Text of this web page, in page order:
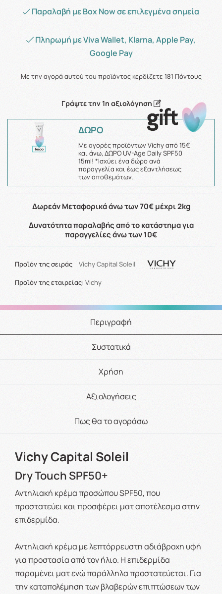
Παραλαβή με Box Now σε επιλεγμένα σημεία
Πληρωμή με Viva Wallet, Klarna, Apple Pay,
Google Pay
Με την αγορά αυτού του προϊόντος κερδίζετε181 Πόντους
Γράψτε την 1η αξιολόγηση
ΔΩΡΟ
Με αγορές προϊόντων Vichy από 15€
και άνω, ΔΩΡΟ UV-Age Daily SPF50
15ml! *Ισχύει ένα δώρο ανά
παραγγελία και έως εξαντλήσεως
των αποθεμάτων.
Δωρεάν Μεταφορικά άνω των 70€ μέχρι 2kg
Δυνατότητα παραλαβής από το κατάστημα για
παραγγελίες άνω των 10€
Προϊόν της σειράς Vichy Capital Soleil
Προϊόν της εταιρείας: Vichy
Περιγραφή
Συστατικά
Χρήση
Αξιολογήσεις
Πως θα το αγοράσω
Vichy Capital Soleil
Dry Touch SPF50+
Αντηλιακή κρέμα προσώπου SPF50, που
προστατεύει και προσφέρει ματ αποτέλεσμα στην
επιδερμίδα.
Αντηλιακή κρέμα με λεπτόρρευστη αδιάβροχη υφή
για προστασία από τον ήλιο. Η επιδερμίδα
παραμένει ματ ενώ παράλληλα προστατεύεται. Για
την καταπολέμηση των βλαβερών επιπτώσεων των